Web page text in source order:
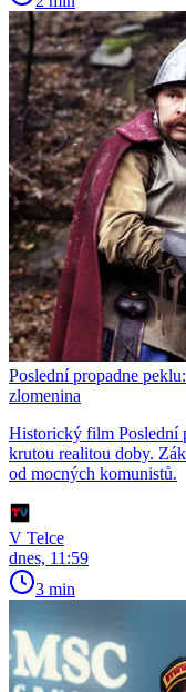
Poslední propadne
zlomenina
Historický film Poslední
krutou realitou doby.
od mocných komunistů.
V Telce
dnes, 11:59
3 min